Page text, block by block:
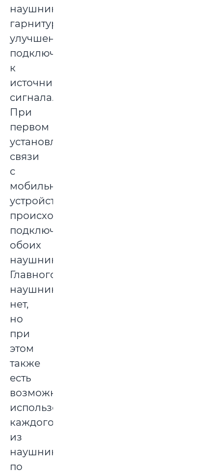
наушников-
гарнитуры
улучшенное
подключение
к
источникам
сигнала.
При
первом
установлении
связи
с
мобильным
устройством
происходит
подключение
обоих
наушников.
Главного
наушника
нет,
но
при
этом
также
есть
возможность
использования
каждого
из
наушников
по